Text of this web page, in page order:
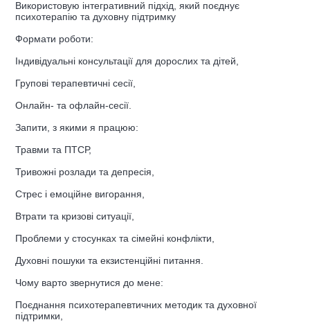
Використовую інтегративний підхід, який поєднує
психотерапію та духовну підтримку
Формати роботи:
Індивідуальні консультації для дорослих та дітей,
Групові терапевтичні сесії,
Онлайн- та офлайн-сесії.
Запити, з якими я працюю:
Травми та ПТСР,
Тривожні розлади та депресія,
Стрес і емоційне вигорання,
Втрати та кризові ситуації,
Проблеми у стосунках та сімейні конфлікти,
Духовні пошуки та екзистенційні питання.
Чому варто звернутися до мене:
Поєднання психотерапевтичних методик та духовної
підтримки,